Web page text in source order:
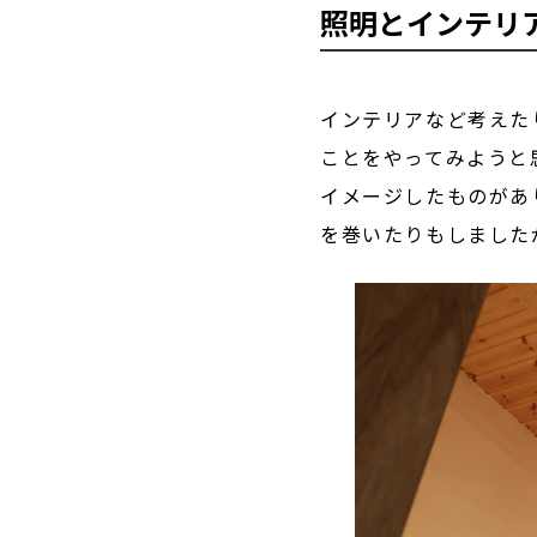
照明とインテリ
インテリアなど考え
ことをやってみよう
イメージしたものが
を巻いたりもしまし